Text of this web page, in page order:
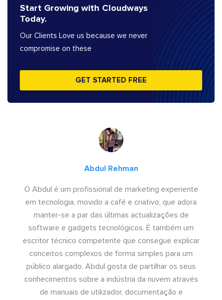
Start Growing with Cloudways
Today.
Our Clients Love us because we never
compromise on these
GET STARTED FREE
Abdul Rehman
O Abdul é um profissional de marketing experiente
em tecnologia, movido a café e criativo, que adora
manter-se a par das últimas actualizações de
software e gadgets tecnológicos. É também um
escritor técnico competente que consegue explicar
conceitos complexos de forma simples para um
público alargado. Abdul gosta de partilhar os seus
conhecimentos sobre a indústria da nuvem através
de manuais de utilizador, documentação e